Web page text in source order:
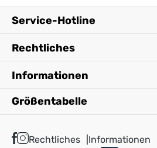
Service-Hotline
Rechtliches
Informationen
Größentabelle
Rechtliches Informationen